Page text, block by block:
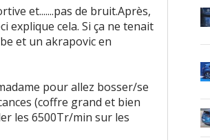
et.......pas de bruit.Après,
explique cela. Si ça ne tenait
et un akrapovic en
pour allez bosser/se
(coffre grand et bien
les 6500Tr/min sur les